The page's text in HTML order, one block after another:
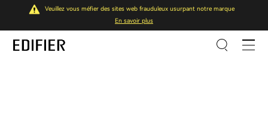
Veuillez vous méfier des sites web frauduleux usurpant notre marque
En savoir plus